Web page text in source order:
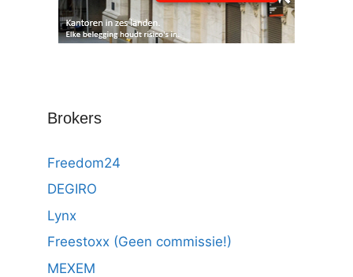
Brokers
Freedom24
DEGIRO
Lynx
Freestoxx (Geen commissie!)
MEXEM